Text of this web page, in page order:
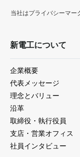
当社はプライバシーマー
新電工について
企業概要
代表メッセージ
理念とバリュー
沿革
取締役・執行役員
支店・営業オフィス
社員インタビュー